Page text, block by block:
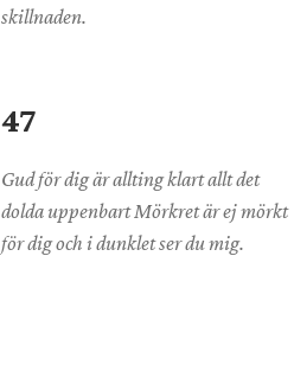
skillnaden.
47
Gud för dig är allting klart allt det
dolda uppenbart Mörkret är ej mörkt
för dig och i dunklet ser du mig.